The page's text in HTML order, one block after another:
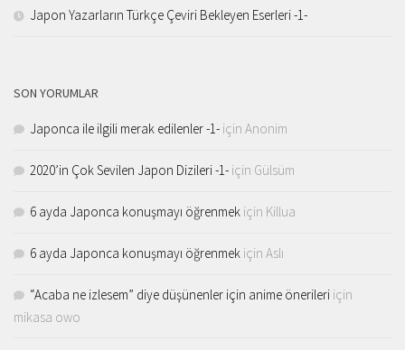
Japon Yazarların Türkçe Çeviri Bekleyen Eserleri -1-
SON YORUMLAR
Japonca ile ilgili merak edilenler -1- için Anonim
2020’in Çok Sevilen Japon Dizileri -1- için Gülsüm
6 ayda Japonca konuşmayı öğrenmek için Killua
6 ayda Japonca konuşmayı öğrenmek için Aslı
“Acaba ne izlesem” diye düşünenler için anime önerileri için
mikasa owo